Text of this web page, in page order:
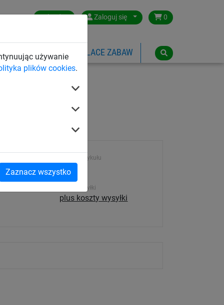
używanie
plików cookies.
Zaznacz wszystko
Poland Zaloguj się 0
LINOWE PLACE ZABAW
Numer artykułu
479
Koszt wysyłki
plus koszty wysyłki